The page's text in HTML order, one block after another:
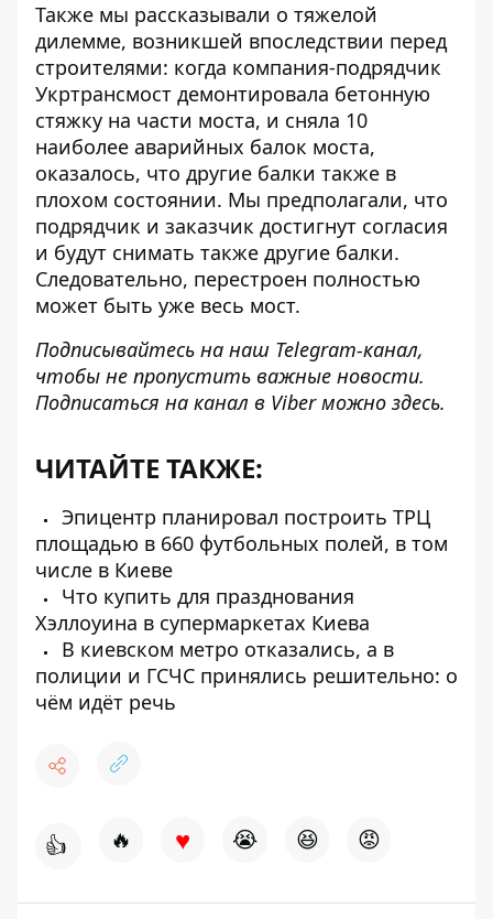
Также мы рассказывали о тяжелой
дилемме, возникшей впоследствии перед
строителями: когда компания-подрядчик
Укртрансмост демонтировала бетонную
стяжку на части моста, и сняла 10
наиболее аварийных балок моста,
оказалось, что другие балки также в
плохом состоянии. Мы предполагали, что
подрядчик и заказчик достигнут согласия
и будут снимать также другие балки.
Следовательно, перестроен полностью
может быть уже весь мост.
Подписывайтесь на наш Telegram-канал,
чтобы не пропустить важные новости.
Подписаться на канал в Viber можно здесь.
ЧИТАЙТЕ ТАКЖЕ:
Эпицентр планировал построить ТРЦ
площадью в 660 футбольных полей, в том
числе в Киеве
Что купить для празднования
Хэллоуина в супермаркетах Киева
В киевском метро отказались, а в
полиции и ГСЧС принялись решительно: о
чём идёт речь
👍 🔥 ♥ 😭 😆 😡